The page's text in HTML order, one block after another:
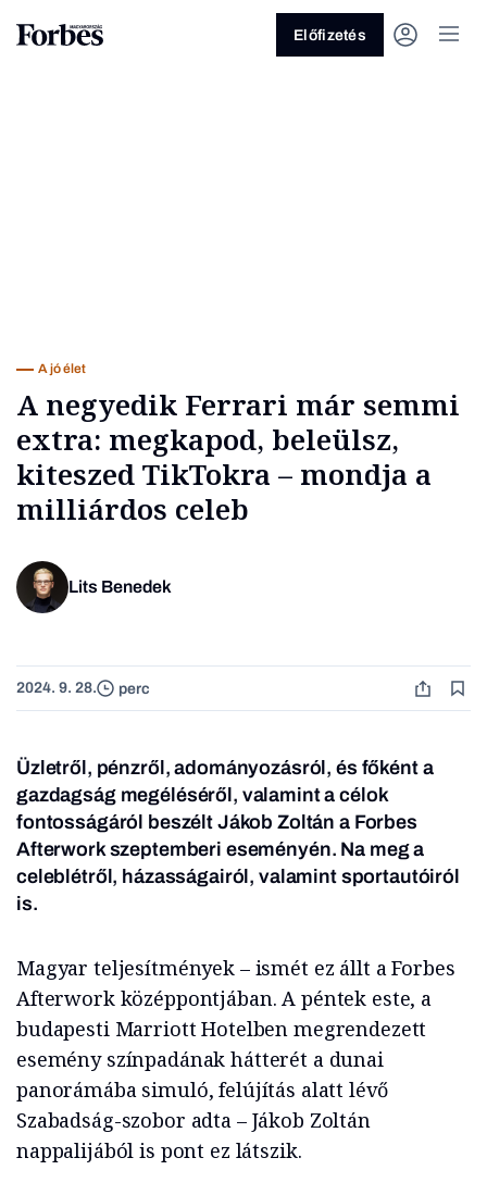
Előfizetés
A jó élet
A negyedik Ferrari már semmi
extra: megkapod, beleülsz,
kiteszed TikTokra – mondja a
milliárdos celeb
Lits Benedek
2024. 9. 28. perc
Üzletről, pénzről, adományozásról, és főként a
gazdagság megéléséről, valamint a célok
fontosságáról beszélt Jákob Zoltán a Forbes
Afterwork szeptemberi eseményén. Na meg a
celeblétről, házasságairól, valamint sportautóiról
is.
Magyar teljesítmények – ismét ez állt a Forbes
Afterwork középpontjában. A péntek este, a
budapesti Marriott Hotelben megrendezett
esemény színpadának hátterét a dunai
panorámába simuló, felújítás alatt lévő
Szabadság-szobor adta – Jákob Zoltán
nappalijából is pont ez látszik.